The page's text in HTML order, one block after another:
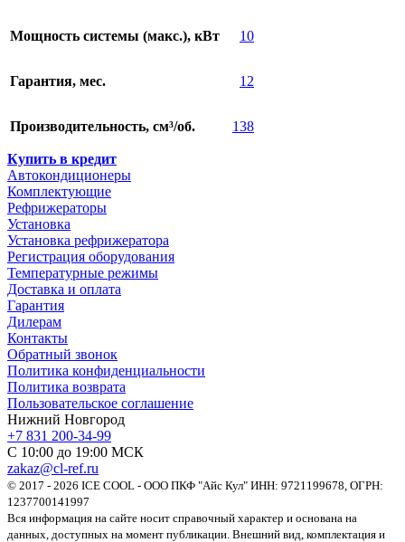
Мощность системы (макс.), кВт 10
Гарантия, мес. 12
Производительность, см³/об. 138
Купить в кредит
Автокондиционеры
Комплектующие
Рефрижераторы
Установка
Установка рефрижератора
Регистрация оборудования
Температурные режимы
Доставка и оплата
Гарантия
Дилерам
Контакты
Обратный звонок
Политика конфиденциальности
Политика возврата
Пользовательское соглашение
Нижний Новгород
+7 831 200-34-99
С 10:00 до 19:00 МСК
zakaz@cl-ref.ru
© 2017 - 2026 ICE COOL - ООО ПКФ "Айс Кул" ИНН: 9721199678, ОГРН:
1237700141997
Вся информация на сайте носит справочный характер и основана на
данных, доступных на момент публикации. Внешний вид, комплектация и